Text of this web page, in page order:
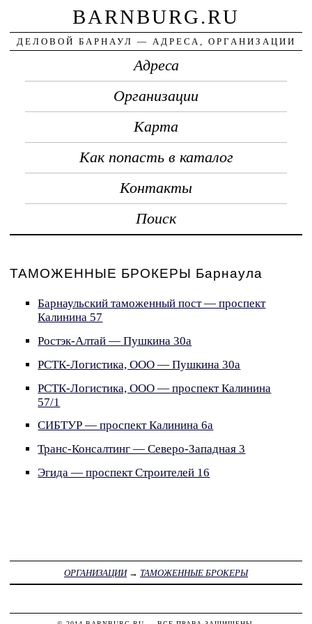
BARNBURG.RU
ДЕЛОВОЙ БАРНАУЛ — АДРЕСА, ОРГАНИЗАЦИИ
Адреса
Организации
Карта
Как попасть в каталог
Контакты
Поиск
ТАМОЖЕННЫЕ БРОКЕРЫ Барнаула
Барнаульский таможенный пост — проспект
Калинина 57
Ростэк-Алтай — Пушкина 30а
РСТК-Логистика, ООО — Пушкина 30а
РСТК-Логистика, ООО — проспект Калинина
57/1
СИБТУР — проспект Калинина 6а
Транс-Консалтинг — Северо-Западная 3
Эгида — проспект Строителей 16
ОРГАНИЗАЦИИ→ ТАМОЖЕННЫЕ БРОКЕРЫ